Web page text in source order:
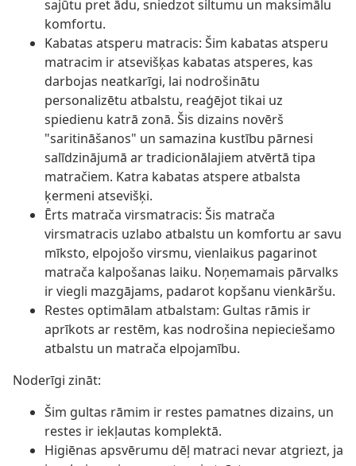
sajūtu pret ādu, sniedzot siltumu un maksimālu
komfortu.
Kabatas atsperu matracis: Šim kabatas atsperu
matracim ir atsevišķas kabatas atsperes, kas
darbojas neatkarīgi, lai nodrošinātu
personalizētu atbalstu, reaģējot tikai uz
spiedienu katrā zonā. Šis dizains novērš
"saritināšanos" un samazina kustību pārnesi
salīdzinājumā ar tradicionālajiem atvērtā tipa
matračiem. Katra kabatas atspere atbalsta
ķermeni atsevišķi.
Ērts matrača virsmatracis: Šis matrača
virsmatracis uzlabo atbalstu un komfortu ar savu
mīksto, elpojošo virsmu, vienlaikus pagarinot
matrača kalpošanas laiku. Noņemamais pārvalks
ir viegli mazgājams, padarot kopšanu vienkāršu.
Restes optimālam atbalstam: Gultas rāmis ir
aprīkots ar restēm, kas nodrošina nepieciešamo
atbalstu un matrača elpojamību.
Noderīgi zināt:
Šim gultas rāmim ir restes pamatnes dizains, un
restes ir iekļautas komplektā.
Higiēnas apsvērumu dēļ matraci nevar atgriezt, ja